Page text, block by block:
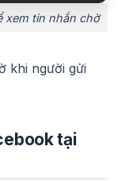
xem tin nhắn chờ
khi người gửi
tại